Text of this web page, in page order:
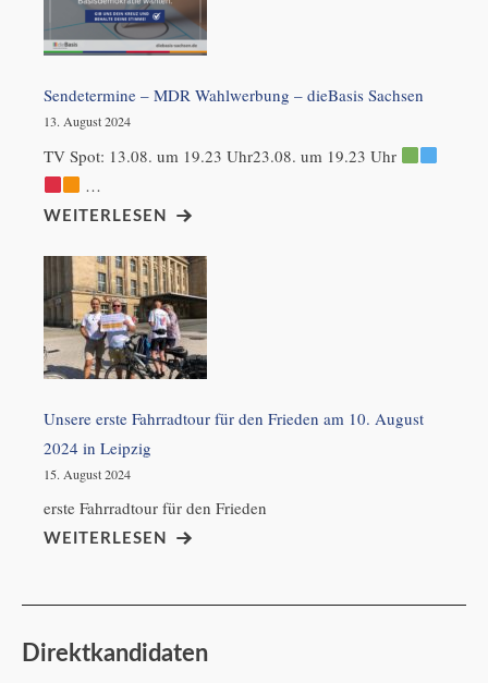
Sendetermine – MDR Wahlwerbung – dieBasis Sachsen
13. August 2024
TV Spot: 13.08. um 19.23 Uhr23.08. um 19.23 Uhr
…
WEITERLESEN
Unsere erste Fahrradtour für den Frieden am 10. August
2024 in Leipzig
15. August 2024
erste Fahrradtour für den Frieden
WEITERLESEN
Direktkandidaten